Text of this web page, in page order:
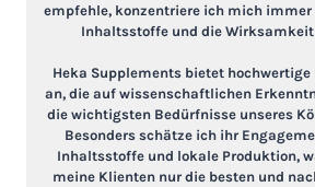
empfehle, konzentriere ich mich
Inhaltsstoffe und die Wirksamkeit
Heka Supplements bietet
an, die auf wissenschaftlichen
die wichtigsten Bedürfnisse unseres
Besonders schätze ich ihr
Inhaltsstoffe und lokale Produktion,
meine Klienten nur die besten und